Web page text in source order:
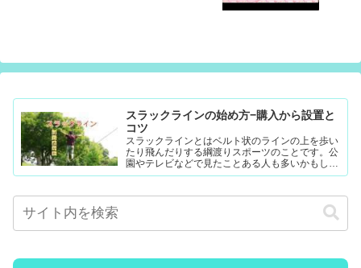
スラックラインの始め方−購入から設置と
コツ
スラックラインとはベルト状のラインの上を歩い
たり飛んだりする綱渡りスポーツのことです。公
園やテレビなどで見たことある人も多いかもしれ
ません。難易度調整が簡単なので幼児から大人ま